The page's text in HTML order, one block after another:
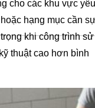
cho các khu vực yêu
hạng mục cần
khi công trình sử
thuật cao hơn bình